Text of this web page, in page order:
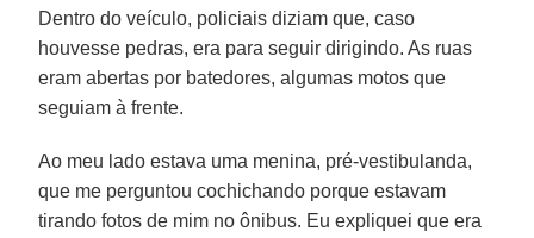
Dentro do veículo, policiais diziam que, caso
houvesse pedras, era para seguir dirigindo. As ruas
eram abertas por batedores, algumas motos que
seguiam à frente.
Ao meu lado estava uma menina, pré-vestibulanda,
que me perguntou cochichando porque estavam
tirando fotos de mim no ônibus. Eu expliquei que era